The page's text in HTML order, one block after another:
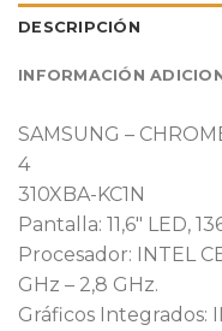
DESCRIPCIÓN
INFORMACIÓN
SAMSUNG –
4
310XBA-KC1N
Pantalla: 11,6″ LED,
Procesador: INTEL
GHz – 2,8 GHz.
Gráficos Integrados: